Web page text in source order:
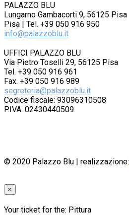
PALAZZO BLU
Lungarno Gambacorti 9, 56125 Pisa
Pisa | Tel. +39 050 916 950
info@palazzoblu.it
UFFICI PALAZZO BLU
Via Pietro Toselli 29, 56125 Pisa
Tel. +39 050 916 961
Fax. +39 050 916 989
segreteria@palazzoblu.it
Codice fiscale: 93096310508
P.IVA: 02430440509
© 2020 Palazzo Blu | realizzazione:
×
Your ticket for the: Pittura